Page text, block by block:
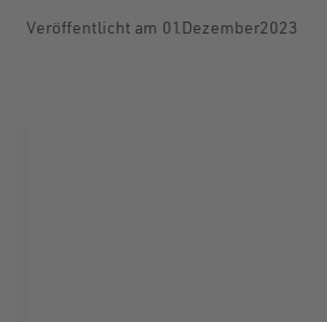
Veröffentlicht am 01.Dezember2023